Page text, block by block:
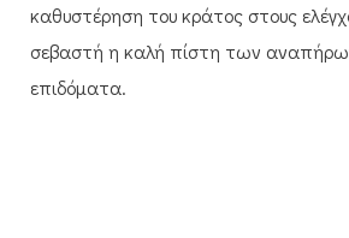
καθυστέρηση του κράτος στους
σεβαστή η καλή πίστη των
επιδόματα.